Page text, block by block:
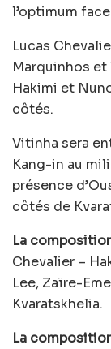
l’optimum
Lucas
Marquinhos
Hakimi et
côtés.
Vitinha sera
Kang-in au
présence
côtés de
La
Chevalier –
Lee, Zaïre-
Kvaratskhelia.
La